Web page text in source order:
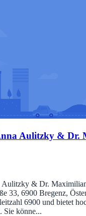
Aulitzky & Dr.
Aulitzky & Dr.
33, 6900 Bregenz,
6900 und bietet
Sie könne...